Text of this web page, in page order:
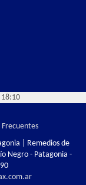
Frecuentes
| Remedios de
Negro - Patagonia -